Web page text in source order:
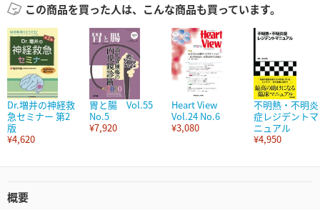
この商品を買った人は、こんな商品も買っています。
Dr.増井の神経救
急セミナー 第2
版
¥4,620
胃と腸 Vol.55
No.5
¥7,920
Heart View
Vol.24 No.6
¥3,080
不明熱・不明炎
症レジデントマ
ニュアル
¥4,950
概要